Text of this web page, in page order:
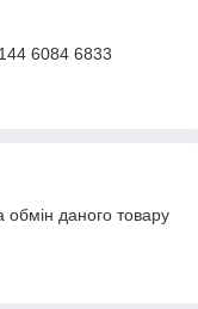
6084 6833
даного товару